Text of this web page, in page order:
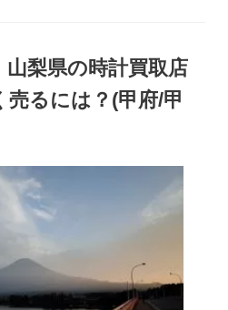
梨県の時計買取店
るには？(甲府/甲